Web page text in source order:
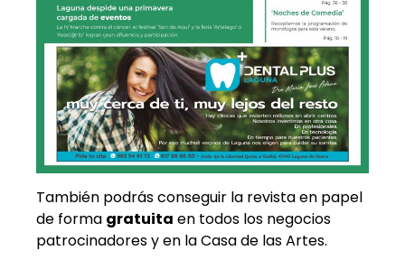
También podrás conseguir la revista en papel
de forma gratuita en todos los negocios
patrocinadores y en la Casa de las Artes.